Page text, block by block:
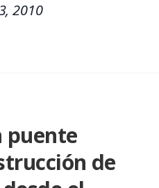
2010
puente
de